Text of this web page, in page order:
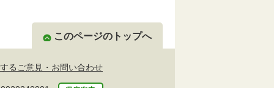
このページのトップへ
るご意見・お問い合わせ